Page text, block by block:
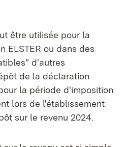
être utilisée pour la
ELSTER ou dans des
d'autres
de la déclaration
la période d'imposition
lors de l'établissement
sur le revenu 2024.